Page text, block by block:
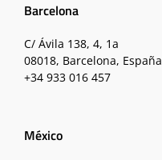
Barcelona
C/ Ávila 138, 4, 1a
08018, Barcelona, España
+34 933 016 457
México